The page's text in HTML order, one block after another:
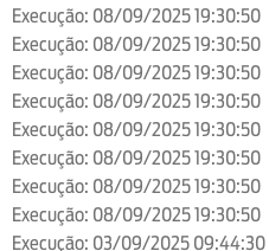
Execução: 08/09/2025 19:30:50
Execução: 08/09/2025 19:30:50
Execução: 08/09/2025 19:30:50
Execução: 08/09/2025 19:30:50
Execução: 08/09/2025 19:30:50
Execução: 08/09/2025 19:30:50
Execução: 08/09/2025 19:30:50
Execução: 08/09/2025 19:30:50
Execução: 03/09/2025 09:44:30